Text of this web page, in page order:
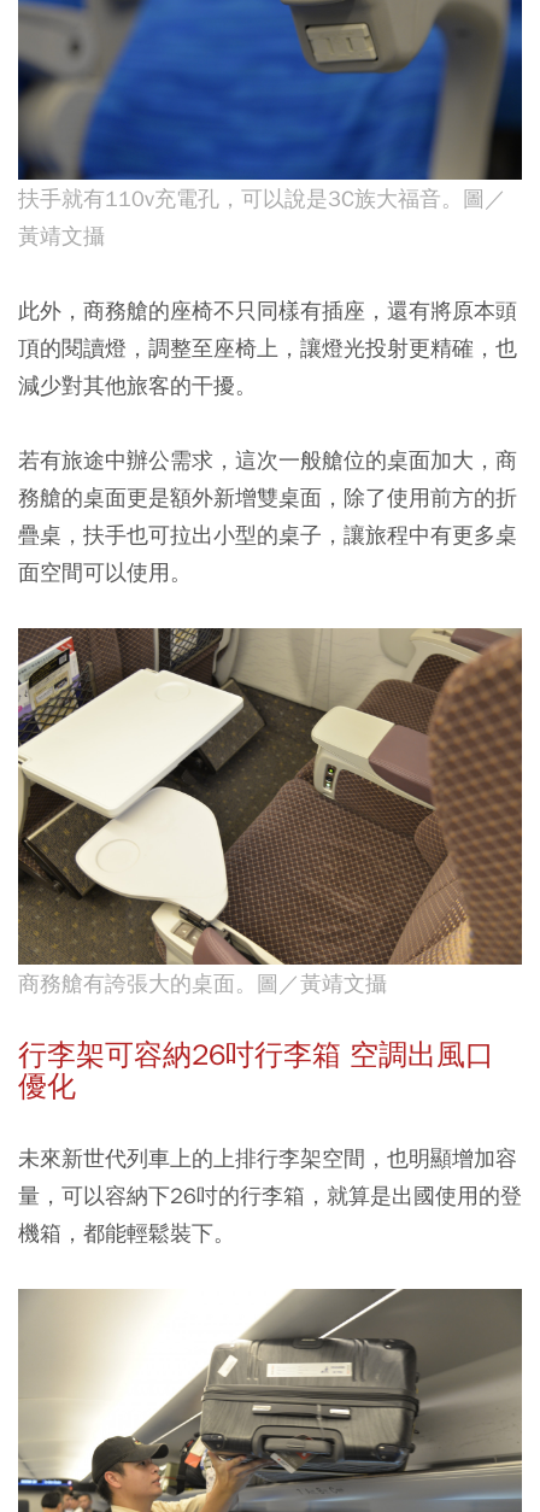
扶手就有110v充電孔，可以說是3C族大福音。圖／
黃靖文攝
此外，商務艙的座椅不只同樣有插座，還有將原本頭
頂的閱讀燈，調整至座椅上，讓燈光投射更精確，也
減少對其他旅客的干擾。
若有旅途中辦公需求，這次一般艙位的桌面加大，商
務艙的桌面更是額外新增雙桌面，除了使用前方的折
疊桌，扶手也可拉出小型的桌子，讓旅程中有更多桌
面空間可以使用。
商務艙有誇張大的桌面。圖／黃靖文攝
行李架可容納26吋行李箱 空調出風口
優化
未來新世代列車上的上排行李架空間，也明顯增加容
量，可以容納下26吋的行李箱，就算是出國使用的登
機箱，都能輕鬆裝下。